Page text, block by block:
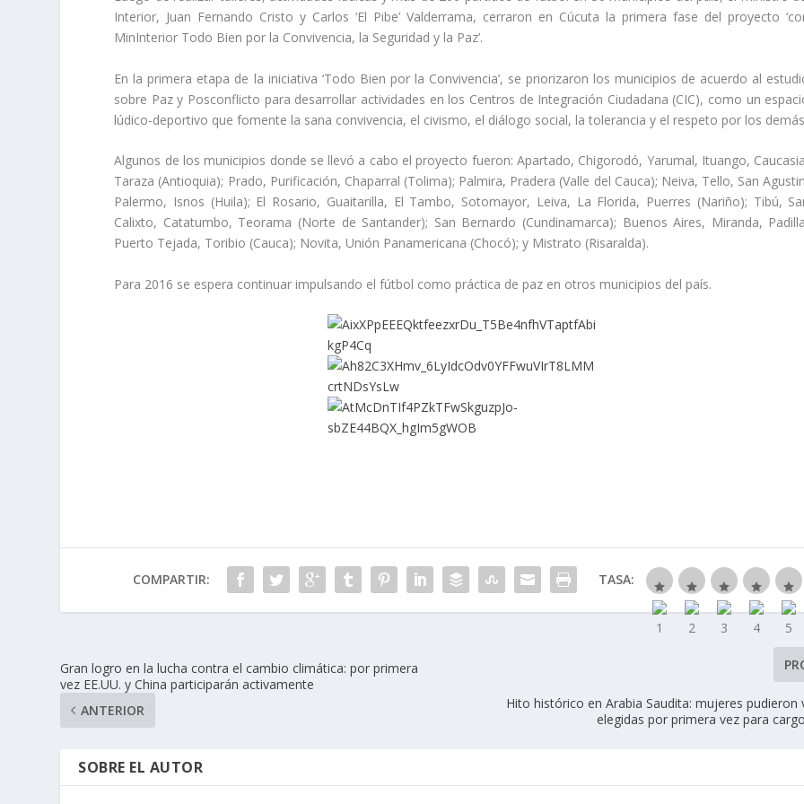
Interior, Juan Fernando Cristo y Carlos ‘El Pibe’ Valderrama, cerraron en Cúcuta la primera fase del proyecto
MinInterior Todo Bien por la Convivencia, la Seguridad y la Paz’.
En la primera etapa de la iniciativa ‘Todo Bien por la Convivencia’, se priorizaron los municipios de acuerdo al
sobre Paz y Posconflicto para desarrollar actividades en los Centros de Integración Ciudadana (CIC), como un
lúdico-deportivo que fomente la sana convivencia, el civismo, el diálogo social, la tolerancia y el respeto por los
Algunos de los municipios donde se llevó a cabo el proyecto fueron: Apartado, Chigorodó, Yarumal, Ituango,
Taraza (Antioquia); Prado, Purificación, Chaparral (Tolima); Palmira, Pradera (Valle del Cauca); Neiva, Tello, San
Palermo, Isnos (Huila); El Rosario, Guaitarilla, El Tambo, Sotomayor, Leiva, La Florida, Puerres (Nariño); Tibú,
Calixto, Catatumbo, Teorama (Norte de Santander); San Bernardo (Cundinamarca); Buenos Aires, Miranda,
Puerto Tejada, Toribio (Cauca); Novita, Unión Panamericana (Chocó); y Mistrato (Risaralda).
Para 2016 se espera continuar impulsando el fútbol como práctica de paz en otros municipios del país.
COMPARTIR: TASA:
Gran logro en la lucha contra el cambio climática: por primera
vez EE.UU. y China participarán activamente
ANTERIOR
Hito histórico en Arabia Saudita: mujeres pudieron
elegidas por primera vez para
SOBRE EL AUTOR